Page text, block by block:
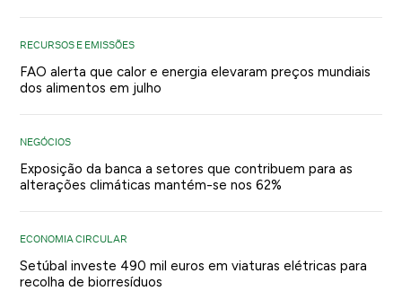
RECURSOS E EMISSÕES
FAO alerta que calor e energia elevaram preços mundiais
dos alimentos em julho
NEGÓCIOS
Exposição da banca a setores que contribuem para as
alterações climáticas mantém-se nos 62%
ECONOMIA CIRCULAR
Setúbal investe 490 mil euros em viaturas elétricas para
recolha de biorresíduos